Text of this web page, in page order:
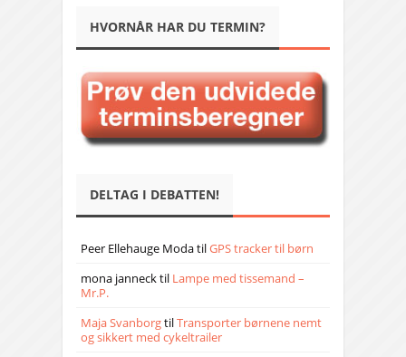
HVORNÅR HAR DU TERMIN?
DELTAG I DEBATTEN!
Peer Ellehauge ModatilGPS tracker til børn
mona jannecktil Lampe med tissemand –
Mr.P.
Maja SvanborgtilTransporter børnene nemt
og sikkert med cykeltrailer